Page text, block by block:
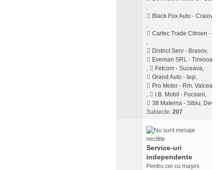
,
Black Fox Auto - Craiova
,
Cartec Trade Citroen -
,
District Serv - Brasov,
Eveman SRL -
,
Fetcom - Suceava,
Grand Auto - Iaşi,
Pro Motor - Rm. Valcea
,
I.B. Mobil - Focsani,
38 Materna - Sibiu, Deva
Subiecte: 207
Service-uri
independente
Pentru cei cu maşini